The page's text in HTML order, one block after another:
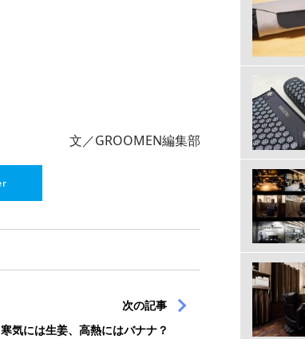
文／GROOMEN編集部
次の記事
寒気には生姜、高熱にはバナナ？